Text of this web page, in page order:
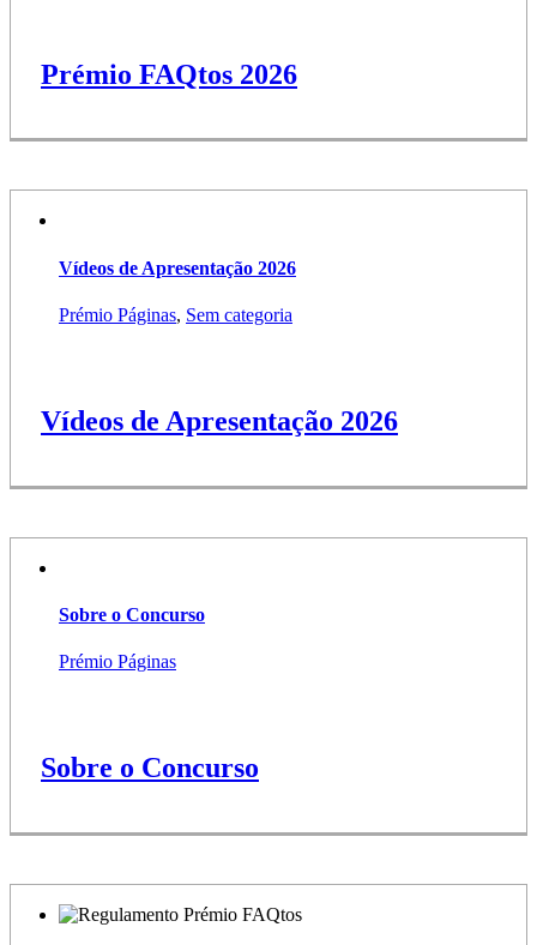
Prémio FAQtos 2026
Vídeos de Apresentação 2026
Prémio Páginas, Sem categoria
Vídeos de Apresentação 2026
Sobre o Concurso
Prémio Páginas
Sobre o Concurso